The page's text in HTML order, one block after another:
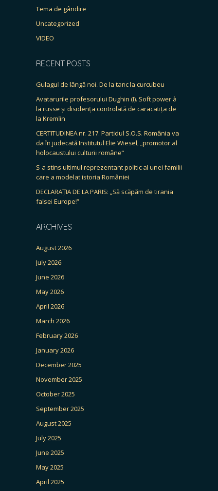
Tema de gândire
Uncategorized
VIDEO
RECENT POSTS
Gulagul de lângă noi. De la tanc la curcubeu
Avatarurile profesorului Dughin (I). Soft power à
la russe și disidența controlată de caracatița de
la Kremlin
CERTITUDINEA nr. 217. Partidul S.O.S. România va
da în judecată Institutul Elie Wiesel, „promotor al
holocaustului culturii române”
S-a stins ultimul reprezentant politic al unei familii
care a modelat istoria României
DECLARAȚIA DE LA PARIS: „Să scăpăm de tirania
falsei Europe!”
ARCHIVES
August 2026
July 2026
June 2026
May 2026
April 2026
March 2026
February 2026
January 2026
December 2025
November 2025
October 2025
September 2025
August 2025
July 2025
June 2025
May 2025
April 2025